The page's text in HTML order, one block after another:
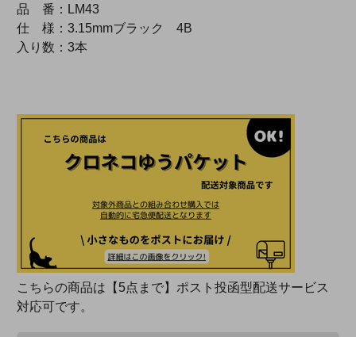
品 番：LM43
仕 様：3.15mmブラック 4B
入り数：3本
こちらの商品は【5点まで】ポスト投函型配送サービス
対応可です。